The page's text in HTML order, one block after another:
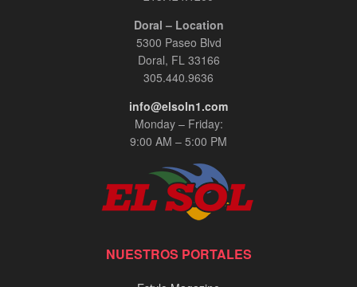
Doral – Location
5300 Paseo Blvd
Doral, FL 33166
305.440.9636
info@elsoln1.com
Monday – Friday:
9:00 AM – 5:00 PM
NUESTROS PORTALES